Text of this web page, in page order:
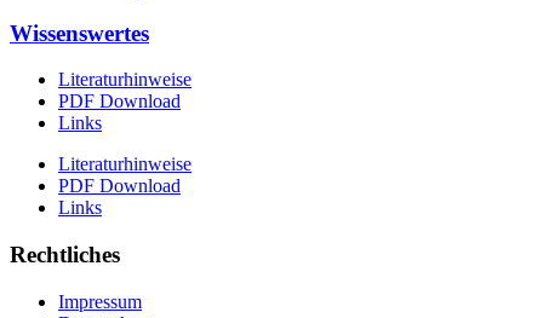
Wissenswertes
Literaturhinweise
PDF Download
Links
Literaturhinweise
PDF Download
Links
Rechtliches
Impressum